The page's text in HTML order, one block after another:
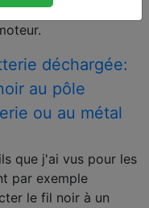
batterie est trop
déchargée:
au pôle
ou au métal
que j'ai vus pour les
par exemple
le fil noir à un